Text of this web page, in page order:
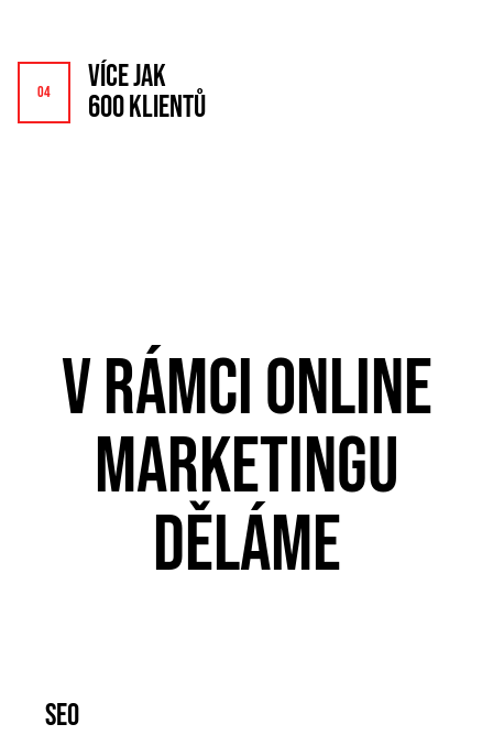
VÍCE JAK
600 KLIENTŮ
V RÁMCI ONLINE
MARKETINGU
DĚLÁME
SEO